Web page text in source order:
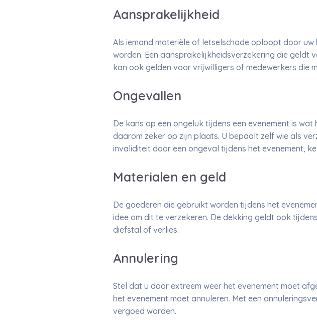
Aansprakelijkheid
Als iemand materiële of letselschade oploopt door
worden. Een aansprakelijkheidsverzekering die geldt
kan ook gelden voor vrijwilligers of medewerkers die
Ongevallen
De kans op een ongeluk tijdens een evenement is
daarom zeker op zijn plaats. U bepaalt zelf wie als
invaliditeit door een ongeval tijdens het evenement,
Materialen en geld
De goederen die gebruikt worden tijdens het
idee om dit te verzekeren. De dekking geldt ook
diefstal of verlies.
Annulering
Stel dat u door extreem weer het evenement moet
het evenement moet annuleren. Met een
vergoed worden.